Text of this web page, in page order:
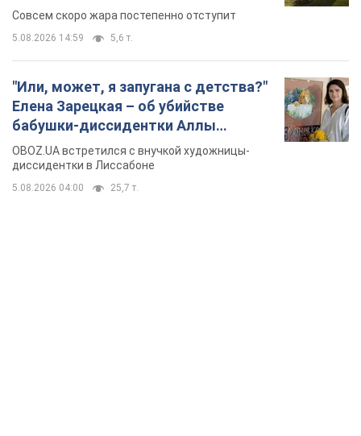
изменения погоды
Совсем скоро жара постепенно отступит
5.08.2026 14:59 5,6 т.
"Или, может, я запугана с детства?"
Елена Зарецкая – об убийстве
бабушки-диссидентки Аллы
Горской, критике сына Стуса и
бегстве в Португалию с пятью
детьми
OBOZ.UA встретился с внучкой художницы-
диссидентки в Лиссабоне
5.08.2026 04:00 25,7 т.